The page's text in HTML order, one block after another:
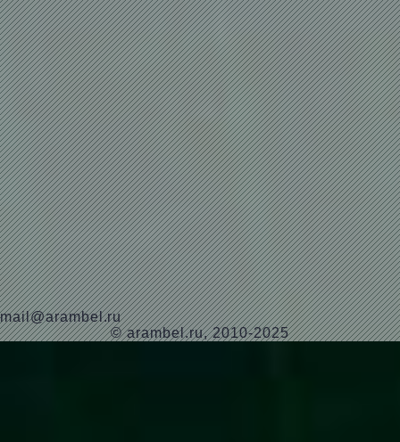
mail@arambel.ru
© arambel.ru, 2010-2025